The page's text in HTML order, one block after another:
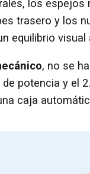
los
trasero y los
equilibrio visual
, no se
de potencia y el
caja